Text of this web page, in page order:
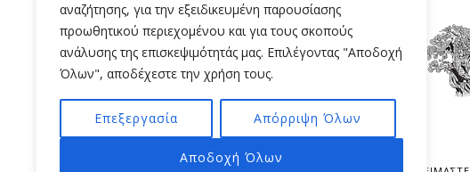
αναζήτησης, για την εξειδικευμένη παρουσίασης
προωθητικού περιεχομένου και για τους σκοπούς
ανάλυσης της επισκεψιμότητάς μας. Επιλέγοντας "Αποδοχή
Όλων", αποδέχεστε την χρήση τους.
Επεξεργασία Απόρριψη Όλων
Αποδοχή Όλων